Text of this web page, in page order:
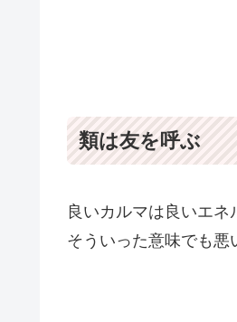
類は友を呼ぶ
良いカルマは良いエ
そういった意味でも悪